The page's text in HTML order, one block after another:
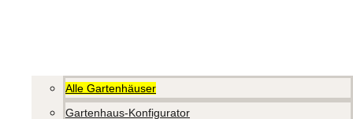
Alle Gartenhäuser
Gartenhaus-Konfigurator